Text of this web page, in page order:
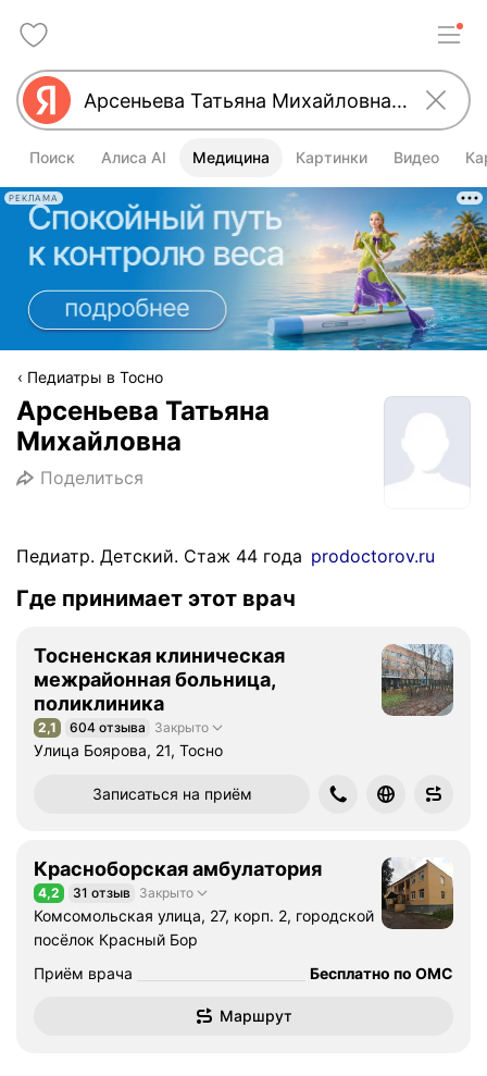
Поиск Алиса AI Медицина Картинки Видео
РЕКЛАМА
Педиатры в Тосно
Арсеньева Татьяна
Михайловна
Поделиться
Педиатр. Детский. Стаж 44 года prodoctorov.ru
Где принимает этот врач
Тосненская клиническая
межрайонная больница,
поликлиника
Рейтинг 2,1 из 5
2,1 604 отзыва Закрыто
Улица Боярова, 21, Тосно
Записаться на приём
Красноборская амбулатория
Рейтинг 4,2 из 5
4,2 31 отзыв Закрыто
Комсомольская улица, 27, корп. 2, городской
посёлок Красный Бор
Приём врача
Бесплатно по ОМС
Маршрут